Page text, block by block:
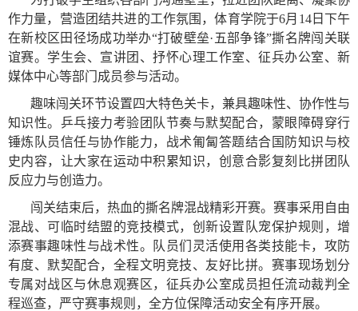
作力量，营造团结共进的工作氛围，体育学院于6月14日下午
在新校区田径场成功举办“打破壁垒·五部争锋”撕名牌闯关联
谊赛。学生会、宣讲团、抒怀心理工作室、征兵办公室、新
媒体中心等部门成员参与活动。
趣味闯关环节设置四大特色关卡，兼具趣味性、协作性与
知识性。乒乓接力考验团队节奏与默契配合，蒙眼障碍穿行
锤炼队员信任与协作能力，战术匍匐答题结合国防知识与校
史内容，让大家在运动中积累知识，创意合影复刻比拼团队
反应力与创造力。
闯关结束后，热血的撕名牌混战精彩开赛。赛事采用自由
混战、可临时结盟的竞技模式，创新设置队宠保护规则，增
添赛事趣味性与战术性。队员们灵活使用各类技能卡，攻防
有度、默契配合，全程文明竞技、友好比拼。赛事现场划分
专属对战区与休息观赛区，征兵办公室成员担任流动裁判全
程巡查，严守赛事规则，全方位保障活动安全有序开展。